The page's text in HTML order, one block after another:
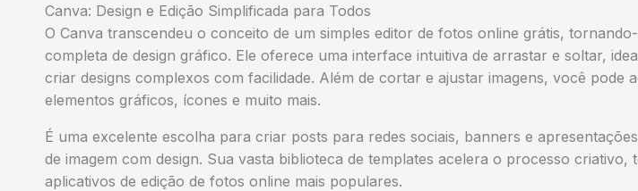
Canva: Design e Edição Simplificada para Todos
O Canva transcendeu o conceito de um simples editor de fotos online grátis,
completa de design gráfico. Ele oferece uma interface intuitiva de arrastar e soltar,
criar designs complexos com facilidade. Além de cortar e ajustar imagens, você pode
elementos gráficos, ícones e muito mais.
É uma excelente escolha para criar posts para redes sociais, banners e
de imagem com design. Sua vasta biblioteca de templates acelera o processo criativo,
aplicativos de edição de fotos online mais populares.